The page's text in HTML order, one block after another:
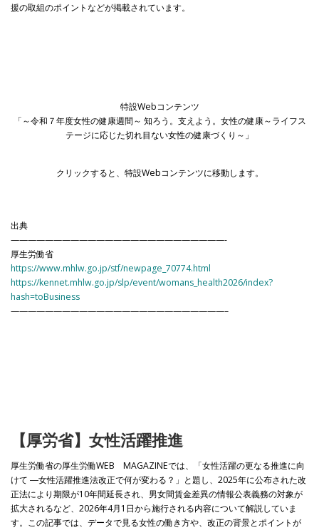
援の取組のポイントなどが掲載されています。
特設Webコンテンツ
「～令和７年度女性の健康週間～ 知ろう。支えよう。女性の健康～ライフス
テージに応じた切れ目ない女性の健康づくり～」
クリックすると、特設Webコンテンツに移動します。
出典
—————————————————————————-
厚生労働省
https://www.mhlw.go.jp/stf/newpage_70774.html
https://kennet.mhlw.go.jp/slp/event/womans_health2026/index?
hash=toBusiness
—————————————————————————–
【厚労省】女性活躍推進
厚生労働省の厚生労働WEB MAGAZINEでは、「女性活躍の更なる推進に向
けて ―女性活躍推進法改正で何が変わる？」と題し、2025年に公布された改
正法により期限が10年間延長され、男女間賃金差異の情報公表義務の対象が
拡大されるなど、2026年4月1日から施行される内容について解説していま
す。この記事では、データで見る女性の働き方や、改正の背景とポイントが